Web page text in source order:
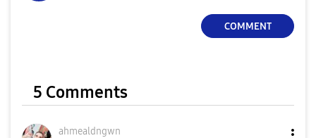
COMMENT
5 Comments
ahmealdngwn